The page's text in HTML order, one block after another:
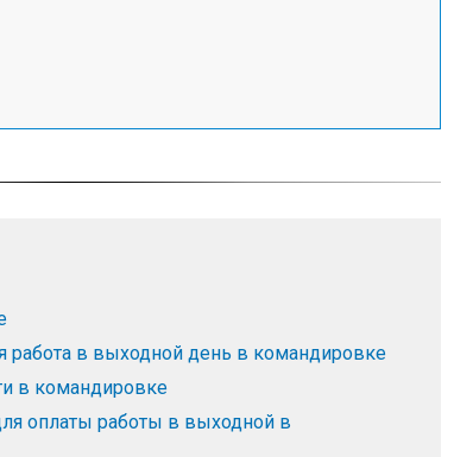
работа в выходной день в командировке
в командировке
оплаты работы в выходной в